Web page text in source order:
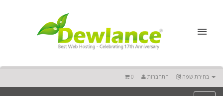
התחברות 0